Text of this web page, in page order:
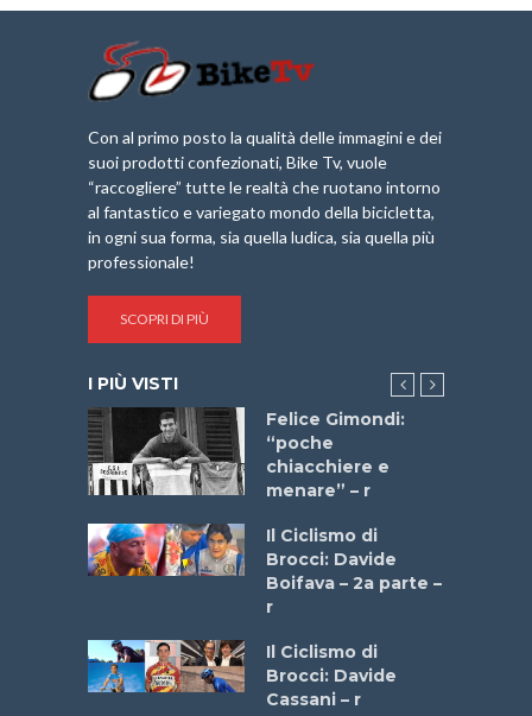
Con al primo posto la qualità delle immagini e dei
suoi prodotti confezionati, Bike Tv, vuole
“raccogliere” tutte le realtà che ruotano intorno
al fantastico e variegato mondo della bicicletta,
in ogni sua forma, sia quella ludica, sia quella più
professionale!
SCOPRI DI PIÙ
I PIÙ VISTI
Felice Gimondi:
“poche
chiacchiere e
menare” – r
Il Ciclismo di
Brocci: Davide
Boifava – 2a parte –
r
Il Ciclismo di
Brocci: Davide
Cassani – r